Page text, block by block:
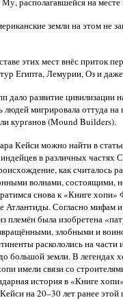
земли на этом не
этих мест внёс приток
Египта, Лемурии, Оз и
развитие цивилизации
мигрировала оттуда
курганов (Mound Builders).
Кейси можно найти в
в различных
как считалось
волнами, состоящими,
снова к «Книге хопи»
Атлантиды. Согласно мифам
племён была изобретена
злобными и
раскололись на
большой земли. В
имели связи со
история в «Книге
на 20–30 лет ранее этой